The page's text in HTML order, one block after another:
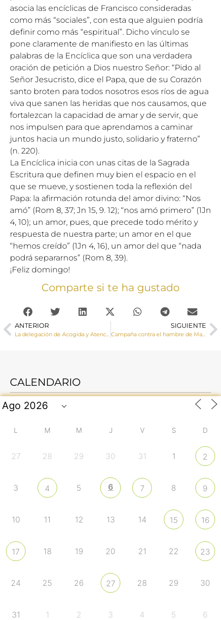
asocia las encíclicas de Francisco consideradas
como más “sociales”, con esta que alguien podría
definir como más “espiritual”. Dicho vínculo se
pone claramente de manifiesto en las últimas
palabras de la Encíclica que son una verdadera
oración de petición a Dios nuestro Señor: “Pido al
Señor Jesucristo, dice el Papa, que de su Corazón
santo broten para todos nosotros esos ríos de agua
viva que sanen las heridas que nos causamos, que
fortalezcan la capacidad de amar y de servir, que
nos impulsen para que aprendamos a caminar
juntos hacia un mundo justo, solidario y fraterno”
(n. 220).
La Encíclica inicia con unas citas de la Sagrada
Escritura que definen muy bien el espacio en el
que se mueve, y sostienen toda la reflexión del
Papa: la afirmación rotunda del amor divino: “Nos
amó” (Rom 8, 37; Jn 15, 9. 12); “nos amó primero” (1Jn
4, 10); un amor, pues, que precede todo mérito y
respuesta de nuestra parte; un amor en el que
“hemos creído” (1Jn 4, 16), un amor del que “nada
podrá separarnos” (Rom 8, 39).
¡Feliz domingo!
Comparte si te ha gustado
ANTERIOR SIGUIENTE
Campaña contra el hambre de Manos Unidas 2025: «Compartir es nuestra mayor riqueza»
CALENDARIO
L M M J V S D
27 28 29 30 31 1 2
3 4 5 6 7 8 9
10 11 12 13 14 15 16
17 18 19 20 21 22 23
24 25 26 27 28 29 30
31 1 2 3 4 5 6